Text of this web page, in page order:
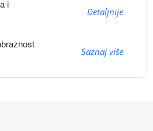
i
Detaljnije
Saznaj više